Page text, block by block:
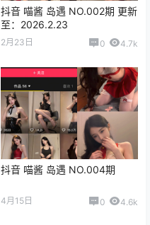
抖音 喵酱 岛遇 NO.002期 更新
至：2026.2.23
2月23日 0 4.7k
抖音 喵酱 岛遇 NO.004期
4月15日 0 4.6k